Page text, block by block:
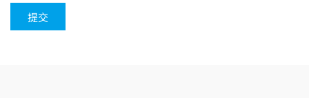
提交